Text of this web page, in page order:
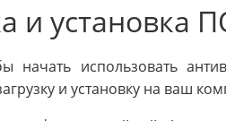
и установка
начать использовать
и установку на ваш